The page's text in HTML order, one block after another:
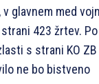
glavnem med
423 žrtev. Po
s strani KO ZB
ne bo bistveno